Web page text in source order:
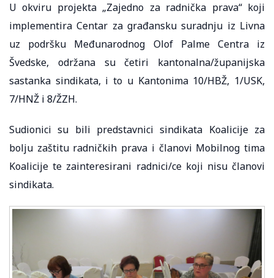
U okviru projekta „Zajedno za radnička prava“ koji
implementira Centar za građansku suradnju iz Livna
uz podršku Međunarodnog Olof Palme Centra iz
Švedske, održana su četiri kantonalna/županijska
sastanka sindikata, i to u Kantonima 10/HBŽ, 1/USK,
7/HNŽ i 8/ŽZH.
Sudionici su bili predstavnici sindikata Koalicije za
bolju zaštitu radničkih prava i članovi Mobilnog tima
Koalicije te zainteresirani radnici/ce koji nisu članovi
sindikata.